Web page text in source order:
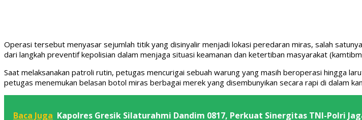
Operasi tersebut menyasar sejumlah titik yang disinyalir menjadi lokasi peredaran miras, salah
dari langkah preventif kepolisian dalam menjaga situasi keamanan dan ketertiban masyarakat
Saat melaksanakan patroli rutin, petugas mencurigai sebuah warung yang masih beroperasi hingga
petugas menemukan belasan botol miras berbagai merek yang disembunyikan secara rapi di dalam
Baca Juga Kapolres Gresik Silaturahmi Dandim 0817, Perkuat Sinergitas TNI-Polri